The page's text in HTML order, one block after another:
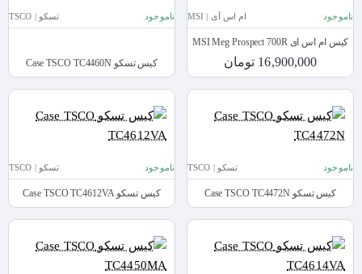
ناموجود ام اس آی | MSI
کیس ام اس ای MSI Meg Prospect 700R
16,900,000 تومان
ناموجود تسکو | TSCO
کیس تسکو Case TSCO TC4460N
ناموجود تسکو | TSCO
کیس تسکو Case TSCO TC4472N
ناموجود تسکو | TSCO
کیس تسکو Case TSCO TC4612VA